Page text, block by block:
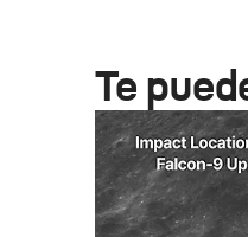
Te